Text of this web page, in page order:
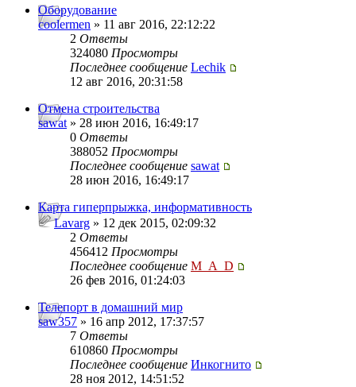
Оборудование
coolermen » 11 авг 2016, 22:12:22
2 Ответы
324080 Просмотры
Последнее сообщение Lechik
12 авг 2016, 20:31:58
Отмена строительства
sawat » 28 июн 2016, 16:49:17
0 Ответы
388052 Просмотры
Последнее сообщение sawat
28 июн 2016, 16:49:17
Карта гиперпрыжка, информативность
Lavarg » 12 дек 2015, 02:09:32
2 Ответы
456412 Просмотры
Последнее сообщение M_A_D
26 фев 2016, 01:24:03
Телепорт в домашний мир
saw357 » 16 апр 2012, 17:37:57
7 Ответы
610860 Просмотры
Последнее сообщение Инкогнито
28 ноя 2012, 14:51:52